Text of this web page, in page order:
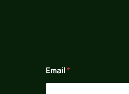
*
E
Email*